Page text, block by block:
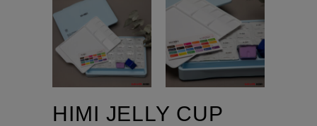
HIMI JELLY CUP